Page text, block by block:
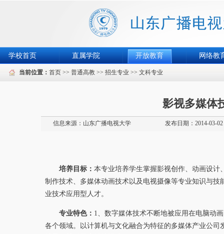
学校首页 直属学院 开放教育 网络教
当前位置： 首页 >> 普通高教 >> 招生专业 >> 文科专业
影视多媒体
信息来源： 山东广播电视大学 发布日期：2014-03-02
培养目标： 本专业培养学生掌握影视创作、动画设
制作技术、多媒体动画技术以及电视摄像等专业知识与
业技术应用型人才。
专业特色： 1、数字媒体技术不断地被应用在电脑动
各个领域。以计算机与文化融合为特征的多媒体产业公